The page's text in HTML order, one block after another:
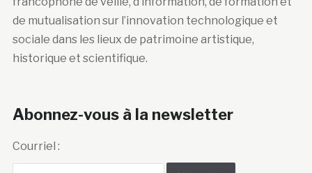
de mutualisation sur l’innovation technologique et
sociale dans les lieux de patrimoine artistique,
historique et scientifique.
Abonnez-vous à la newsletter
Courriel :